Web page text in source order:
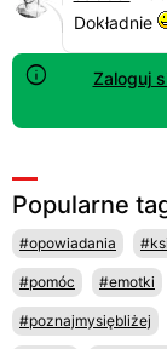
Dokładnie
Zaloguj
Popularne
#opowiadania
#pomóc #emotki
#poznajmysiębliżej